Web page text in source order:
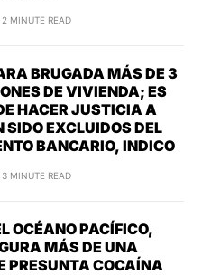
2 MINUTE READ
BRUGADA MÁS DE 3
DE VIVIENDA; ES
HACER JUSTICIA A
SIDO EXCLUIDOS DEL
BANCARIO, INDICO
3 MINUTE READ
OCÉANO PACÍFICO,
MÁS DE UNA
PRESUNTA COCAÍNA